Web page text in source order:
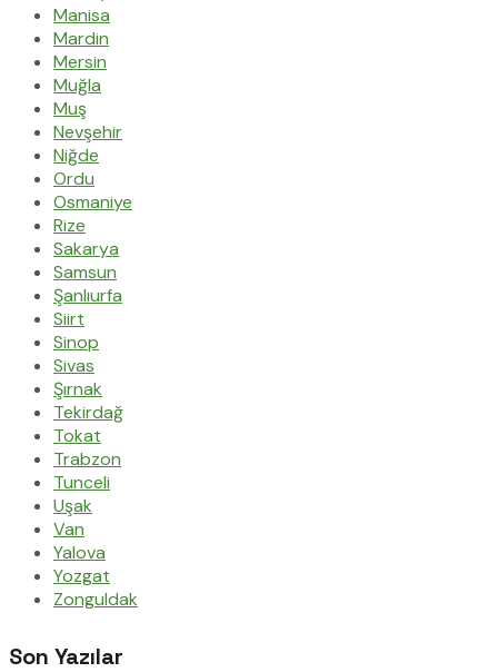
Manisa
Mardin
Mersin
Muğla
Muş
Nevşehir
Niğde
Ordu
Osmaniye
Rize
Sakarya
Samsun
Şanlıurfa
Siirt
Sinop
Sivas
Şırnak
Tekirdağ
Tokat
Trabzon
Tunceli
Uşak
Van
Yalova
Yozgat
Zonguldak
Son Yazılar